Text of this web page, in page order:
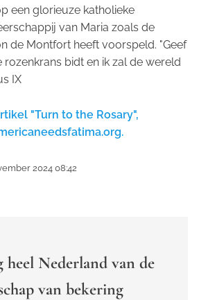
een glorieuze katholieke
van Maria zoals de
de Montfort heeft voorspeld. "Geef
rozenkrans bidt en ik zal de wereld
IX
"Turn to the Rosary",
2024 08:42
Nederland van de
van bekering